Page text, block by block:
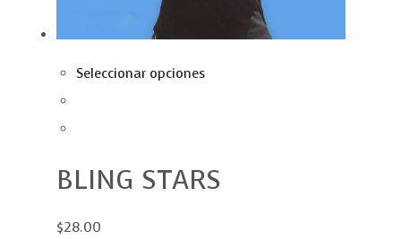
Seleccionar opciones
BLING STARS
$28.00